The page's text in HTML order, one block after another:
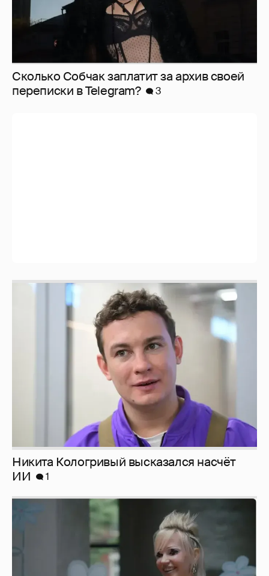
Сколько Собчак заплатит за архив своей
перeписки в Telegram?
3
Никита Кологривый высказался насчёт
ИИ
1